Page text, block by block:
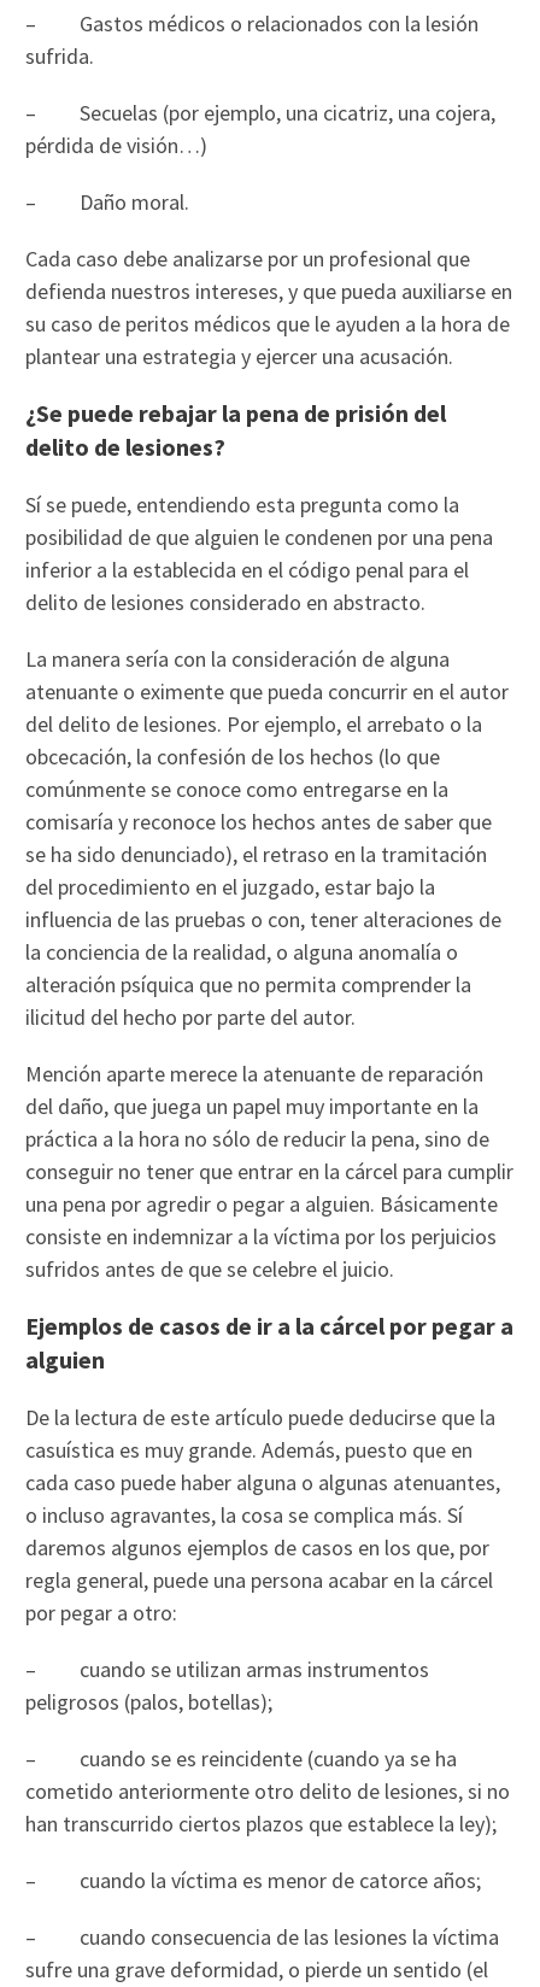
– Gastos médicos o relacionados con la lesión
sufrida.
– Secuelas (por ejemplo, una cicatriz, una cojera,
pérdida de visión…)
– Daño moral.
Cada caso debe analizarse por un profesional que
defienda nuestros intereses, y que pueda auxiliarse en
su caso de peritos médicos que le ayuden a la hora de
plantear una estrategia y ejercer una acusación.
¿Se puede rebajar la pena de prisión del
delito de lesiones?
Sí se puede, entendiendo esta pregunta como la
posibilidad de que alguien le condenen por una pena
inferior a la establecida en el código penal para el
delito de lesiones considerado en abstracto.
La manera sería con la consideración de alguna
atenuante o eximente que pueda concurrir en el autor
del delito de lesiones. Por ejemplo, el arrebato o la
obcecación, la confesión de los hechos (lo que
comúnmente se conoce como entregarse en la
comisaría y reconoce los hechos antes de saber que
se ha sido denunciado), el retraso en la tramitación
del procedimiento en el juzgado, estar bajo la
influencia de las pruebas o con, tener alteraciones de
la conciencia de la realidad, o alguna anomalía o
alteración psíquica que no permita comprender la
ilicitud del hecho por parte del autor.
Mención aparte merece la atenuante de reparación
del daño, que juega un papel muy importante en la
práctica a la hora no sólo de reducir la pena, sino de
conseguir no tener que entrar en la cárcel para cumplir
una pena por agredir o pegar a alguien. Básicamente
consiste en indemnizar a la víctima por los perjuicios
sufridos antes de que se celebre el juicio.
Ejemplos de casos de ir a la cárcel por pegar a
alguien
De la lectura de este artículo puede deducirse que la
casuística es muy grande. Además, puesto que en
cada caso puede haber alguna o algunas atenuantes,
o incluso agravantes, la cosa se complica más. Sí
daremos algunos ejemplos de casos en los que, por
regla general, puede una persona acabar en la cárcel
por pegar a otro:
– cuando se utilizan armas instrumentos
peligrosos (palos, botellas);
– cuando se es reincidente (cuando ya se ha
cometido anteriormente otro delito de lesiones, si no
han transcurrido ciertos plazos que establece la ley);
– cuando la víctima es menor de catorce años;
– cuando consecuencia de las lesiones la víctima
sufre una grave deformidad, o pierde un sentido (el